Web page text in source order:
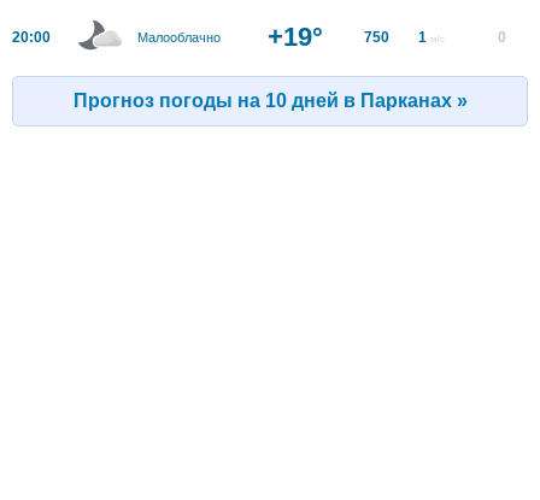
20:00 Малооблачно +19° 750 1 м/с 0
Прогноз погоды на 10 дней в Парканах »